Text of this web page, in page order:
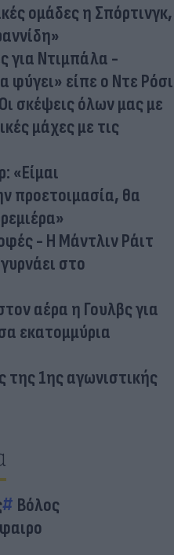
ομάδες η Σπόρτινγκ,
για Ντιμπάλα -
φύγει» είπε ο Ντε Ρόσι
σκέψεις όλων μας με
μάχες με τις
«Είμαι
προετοιμασία, θα
- Η Μάντλιν Ράιτ
στο
αέρα η Γουλβς για
εκατομμύρια
της 1ης αγωνιστικής
Βόλος